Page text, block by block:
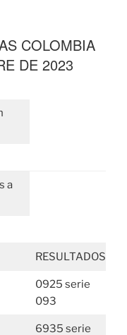
COLOMBIA
DE 2023
a
RESULTADOS
0925 serie
093
6935 serie